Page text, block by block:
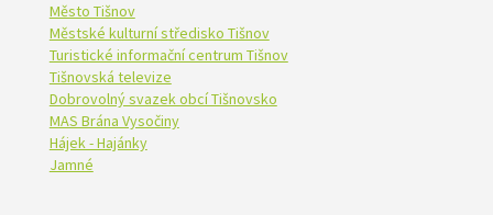
Město Tišnov
Městské kulturní středisko Tišnov
Turistické informační centrum Tišnov
Tišnovská televize
Dobrovolný svazek obcí Tišnovsko
MAS Brána Vysočiny
Hájek - Hajánky
Jamné